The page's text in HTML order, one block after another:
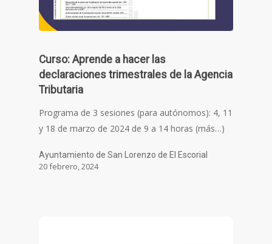
Curso: Aprende a hacer las
declaraciones trimestrales de la Agencia
Tributaria
Programa de 3 sesiones (para autónomos): 4, 11
y 18 de marzo de 2024 de 9 a 14 horas (más…)
Ayuntamiento de San Lorenzo de El Escorial
20 febrero, 2024